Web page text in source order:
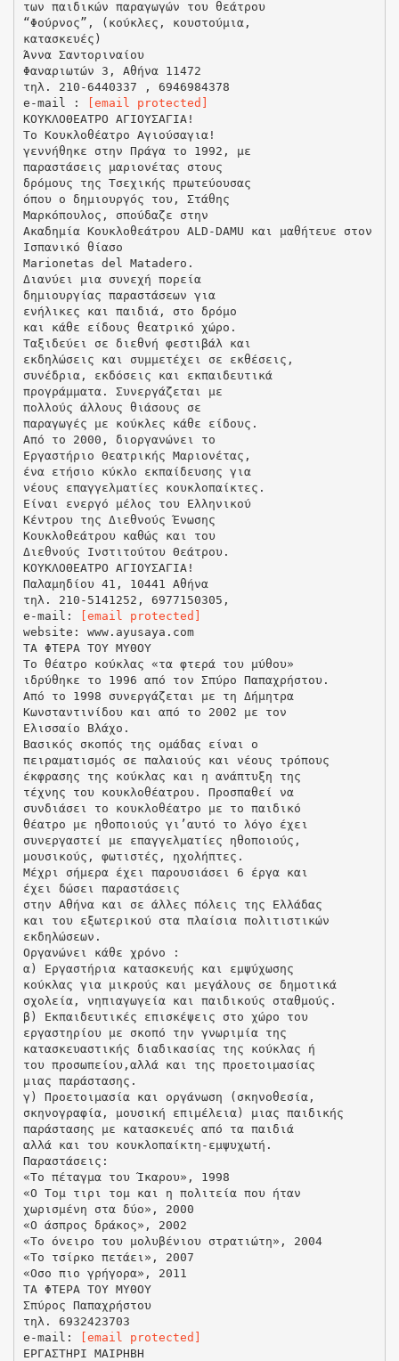
των παιδικών παραγωγών του θεάτρου
“Φούρνος”, (κούκλες, κουστούμια,
κατασκευές)
Άννα Σαντοριναίου
Φαναριωτών 3, Αθήνα 11472
τηλ. 210-6440337 , 6946984378
e-mail :
[email protected]
ΚΟΥΚΛΟΘΕΑΤΡΟ ΑΓΙΟΥΣΑΓΙΑ!
Το Κουκλοθέατρο Αγιούσαγια!
γεννήθηκε στην Πράγα το 1992, με
παραστάσεις μαριονέτας στους
δρόμους της Τσεχικής πρωτεύουσας
όπου ο δημιουργός του, Στάθης
Μαρκόπουλος, σπούδαζε στην
Ακαδημία Κουκλοθεάτρου ALD-DAMU και μαθήτευε στον
Ισπανικό θίασο
Marionetas del Matadero.
Διανύει μια συνεχή πορεία
δημιουργίας παραστάσεων για
ενήλικες και παιδιά, στο δρόμο
και κάθε είδους θεατρικό χώρο.
Ταξιδεύει σε διεθνή φεστιβάλ και
εκδηλώσεις και συμμετέχει σε εκθέσεις,
συνέδρια, εκδόσεις και εκπαιδευτικά
προγράμματα. Συνεργάζεται με
πολλούς άλλους θιάσους σε
παραγωγές με κούκλες κάθε είδους.
Από το 2000, διοργανώνει το
Εργαστήριο Θεατρικής Μαριονέτας,
ένα ετήσιο κύκλο εκπαίδευσης για
νέους επαγγελματίες κουκλοπαίκτες.
Είναι ενεργό μέλος του Ελληνικού
Κέντρου της Διεθνούς Ένωσης
Κουκλοθεάτρου καθώς και του
Διεθνούς Ινστιτούτου Θεάτρου.
ΚΟΥΚΛΟΘΕΑΤΡΟ ΑΓΙΟΥΣΑΓΙΑ!
Παλαμηδίου 41, 10441 Αθήνα
τηλ. 210-5141252, 6977150305,
e-mail:
[email protected]
website: www.ayusaya.com
ΤΑ ΦΤΕΡΑ ΤΟΥ ΜΥΘΟΥ
Το θέατρο κούκλας «τα φτερά του μύθου»
ιδρύθηκε το 1996 από τον Σπύρο Παπαχρήστου.
Από το 1998 συνεργάζεται με τη Δήμητρα
Κωνσταντινίδου και από το 2002 με τον
Ελισσαίο Βλάχο.
Βασικός σκοπός της ομάδας είναι ο
πειραματισμός σε παλαιούς και νέους τρόπους
έκφρασης της κούκλας και η ανάπτυξη της
τέχνης του κουκλοθέατρου. Προσπαθεί να
συνδιάσει το κουκλοθέατρο με το παιδικό
θέατρο με ηθοποιούς γι’αυτό το λόγο έχει
συνεργαστεί με επαγγελματίες ηθοποιούς,
μουσικούς, φωτιστές, ηχολήπτες.
Μέχρι σήμερα έχει παρουσιάσει 6 έργα και
έχει δώσει παραστάσεις
στην Αθήνα και σε άλλες πόλεις της Ελλάδας
και του εξωτερικού στα πλαίσια πολιτιστικών
εκδηλώσεων.
Οργανώνει κάθε χρόνο :
α) Εργαστήρια κατασκευής και εμψύχωσης
κούκλας για μικρούς και μεγάλους σε δημοτικά
σχολεία, νηπιαγωγεία και παιδικούς σταθμούς.
β) Εκπαιδευτικές επισκέψεις στο χώρο του
εργαστηρίου με σκοπό την γνωριμία της
κατασκευαστικής διαδικασίας της κούκλας ή
του προσωπείου,αλλά και της προετοιμασίας
μιας παράστασης.
γ) Προετοιμασία και οργάνωση (σκηνοθεσία,
σκηνογραφία, μουσική επιμέλεια) μιας παιδικής
παράστασης με κατασκευές από τα παιδιά
αλλά και του κουκλοπαίκτη-εμψυχωτή.
Παραστάσεις:
«Το πέταγμα του Ίκαρου», 1998
«Ο Τομ τιρι τομ και η πολιτεία που ήταν
χωρισμένη στα δύο», 2000
«Ο άσπρος δράκος», 2002
«Το όνειρο του μολυβένιου στρατιώτη», 2004
«Το τσίρκο πετάει», 2007
«Οσο πιο γρήγορα», 2011
ΤΑ ΦΤΕΡΑ ΤΟΥ ΜΥΘΟΥ
Σπύρος Παπαχρήστου
τηλ. 6932423703
e-mail:
[email protected]
ΕΡΓΑΣΤΗΡΙ ΜΑΙΡΗΒΗ